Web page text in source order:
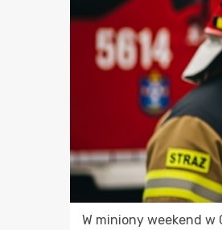
W miniony weekend w